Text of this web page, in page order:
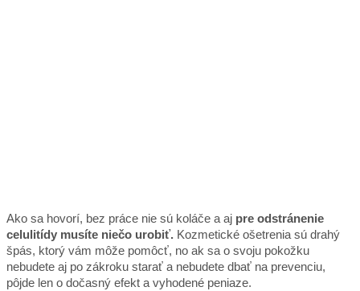
Ako sa hovorí, bez práce nie sú koláče a aj pre odstránenie
celulitídy musíte niečo urobiť. Kozmetické ošetrenia sú drahý
špás, ktorý vám môže pomôcť, no ak sa o svoju pokožku
nebudete aj po zákroku starať a nebudete dbať na prevenciu,
pôjde len o dočasný efekt a vyhodené peniaze.